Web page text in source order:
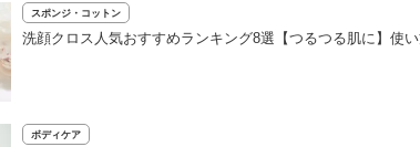
スポンジ・コットン
洗顔クロス人気おすすめランキング8選【つるつる肌に】使
ボディケア